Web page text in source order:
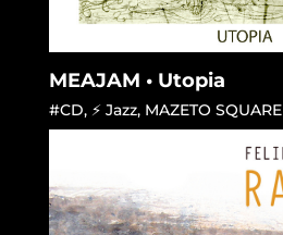
MEAJAM • Utopia
#CD, ⚡ Jazz, MAZETO SQUARE